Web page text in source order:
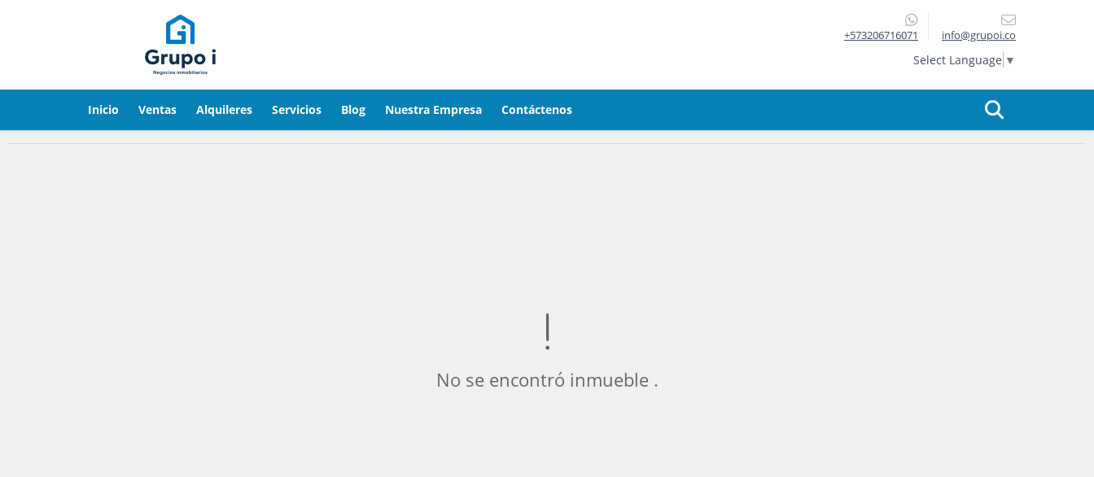
+573206716071 info@grupoi.co
Select Language ▼
Inicio Ventas Alquileres Servicios Blog Nuestra Empresa Contáctenos
No se encontró inmueble .